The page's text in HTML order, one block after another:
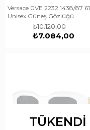
Versace 0VE 2232 1438/87 61
Unisex Güneş Gözlüğü
₺7.084,00
₺10.120,00
TÜKENDI